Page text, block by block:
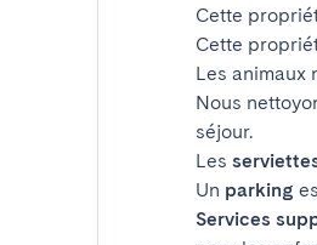
Cette
Cette
Les animaux
Nous
séjour.
Les
Un parking
Services